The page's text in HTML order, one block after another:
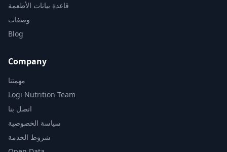
قاعدة بيانات الأطعمة
وصفات
Blog
Company
مهمتنا
Logi Nutrition Team
اتصل بنا
سياسة الخصوصية
شروط الخدمة